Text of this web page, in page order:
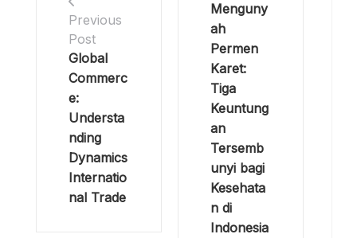
Previous
Post
Global
Commerc
e:
Understa
nding
Dynamics
Internatio
nal Trade
Menguny
ah
Permen
Karet:
Tiga
Keuntung
an
Tersemb
unyi bagi
Kesehata
n di
Indonesia